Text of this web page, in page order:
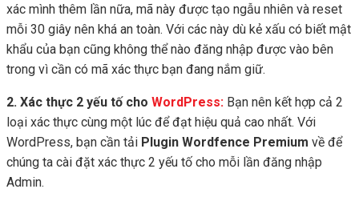
xác mình thêm lần nữa, mã này được tạo ngẫu nhiên và reset
mỗi 30 giây nên khá an toàn. Với các này dù kẻ xấu có biết mật
khẩu của bạn cũng không thể nào đăng nhập được vào bên
trong vì cần có mã xác thực bạn đang nắm giữ.
2. Xác thực 2 yếu tố cho WordPress: Bạn nên kết hợp cả 2
loại xác thực cùng một lúc để đạt hiệu quả cao nhất. Với
WordPress, bạn cần tải Plugin Wordfence Premium về để
chúng ta cài đặt xác thực 2 yếu tố cho mỗi lần đăng nhập
Admin.